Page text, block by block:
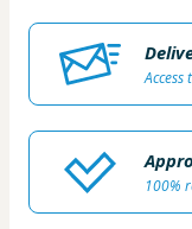
100%